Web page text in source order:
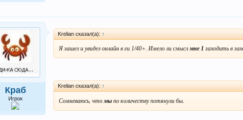
Краб
Игрок
Krelian сказал(а): ↑
Я зашел и увидел онлайн в ги 1/40+. Имело ли смыслмне 1 заходить в
Krelian сказал(а): ↑
Сомневаюсь, чтомыпо количеству потянули бы.